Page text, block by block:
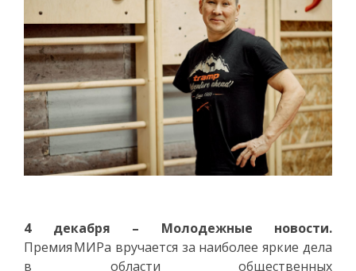
4 декабря – Молодежные новости.
Премия МИРа вручается за наиболее яркие дела
в области общественных